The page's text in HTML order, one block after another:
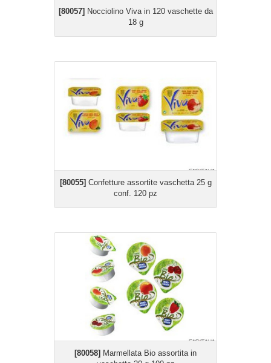
[80057] Nocciolino Viva in 120 vaschette da
18 g
[80055]Confetture assortite vaschetta 25 g
conf. 120 pz
[80058] Marmellata Bio assortita in